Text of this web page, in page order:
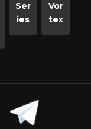
Ser
ies
Vor
tex